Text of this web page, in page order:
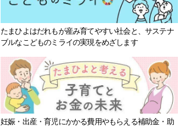
たまひよはだれもが産み育てやすい社会と、サステナ
ブルなこどものミライの実現をめざします
妊娠・出産・育児にかかる費用やもらえる補助金・助